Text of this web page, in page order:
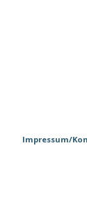
Impressum/